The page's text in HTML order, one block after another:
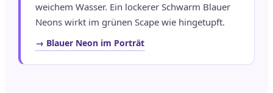
weichem Wasser. Ein lockerer Schwarm Blauer
Neons wirkt im grünen Scape wie hingetupft.
→ Blauer Neon im Porträt